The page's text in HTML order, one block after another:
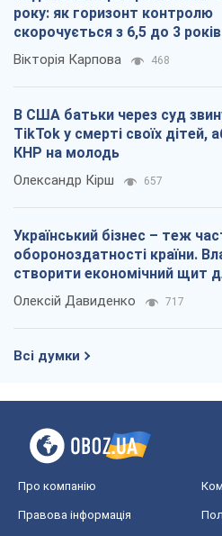
року: як горизонт контролю
скорочується з 6,5 до 3 років
Вікторія Карпова 468
В США батьки через суд
TikTok у смерті своїх дітей,
КНР на молодь
Олександр Кірш 657
Український бізнес – теж
обороноздатності країни.
створити економічний щит
компаній
Олексій Давиденко 717
Всі думки
Про компанію
Правова інформація